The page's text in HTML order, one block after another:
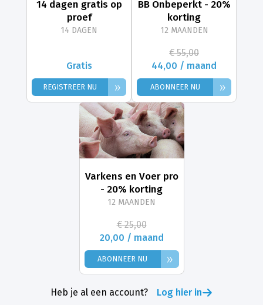
14 dagen gratis op
proef
14 DAGEN
Gratis
REGISTREER NU »
BB Onbeperkt - 20%
korting
12 MAANDEN
€ 55,00
44,00 / maand
ABONNEER NU »
Varkens en Voer pro
- 20% korting
12 MAANDEN
€ 25,00
20,00 / maand
ABONNEER NU »
Heb je al een account? Log hier in